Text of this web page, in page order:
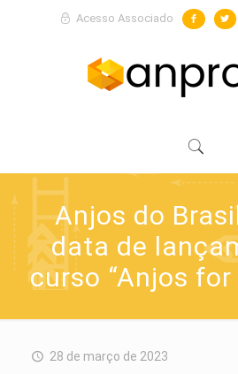
Acesso Associado
Anjos do
data de
curso “Anjos for
28 de março de 2023